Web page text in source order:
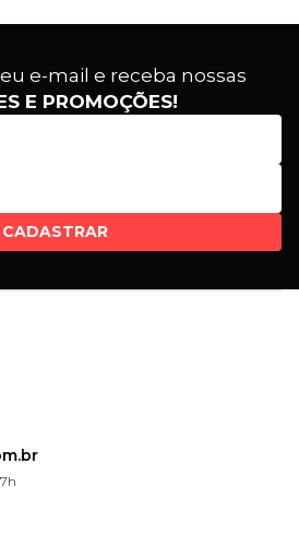
e-mail e receba nossas
E PROMOÇÕES!
CADASTRAR